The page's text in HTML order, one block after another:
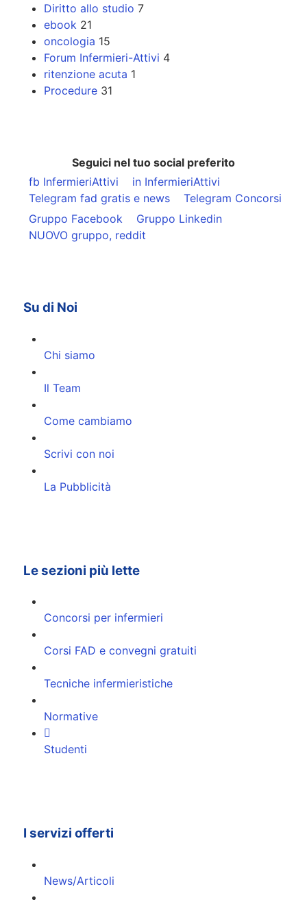
Diritto allo studio 7
ebook 21
oncologia 15
Forum Infermieri-Attivi 4
ritenzione acuta 1
Procedure 31
Seguici nel tuo social preferito
fb InfermieriAttivi
in InfermieriAttivi
Telegram fad gratis e news
Telegram Concorsi
Gruppo Facebook
Gruppo Linkedin
NUOVO gruppo, reddit
Su di Noi
Chi siamo
Il Team
Come cambiamo
Scrivi con noi
La Pubblicità
Le sezioni più lette
Concorsi per infermieri
Corsi FAD e convegni gratuiti
Tecniche infermieristiche
Normative
Studenti
I servizi offerti
News/Articoli